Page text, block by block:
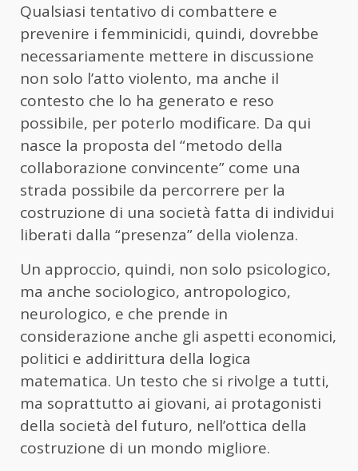
Qualsiasi tentativo di combattere e
prevenire i femminicidi, quindi, dovrebbe
necessariamente mettere in discussione
non solo l’atto violento, ma anche il
contesto che lo ha generato e reso
possibile, per poterlo modificare. Da qui
nasce la proposta del “metodo della
collaborazione convincente” come una
strada possibile da percorrere per la
costruzione di una società fatta di individui
liberati dalla “presenza” della violenza.
Un approccio, quindi, non solo psicologico,
ma anche sociologico, antropologico,
neurologico, e che prende in
considerazione anche gli aspetti economici,
politici e addirittura della logica
matematica. Un testo che si rivolge a tutti,
ma soprattutto ai giovani, ai protagonisti
della società del futuro, nell’ottica della
costruzione di un mondo migliore.